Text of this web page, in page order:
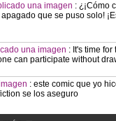
una imagen :¿¡Cómo
que se puso solo!
una imagen : It's time for
can participate without
:este comic que yo
se los aseguro